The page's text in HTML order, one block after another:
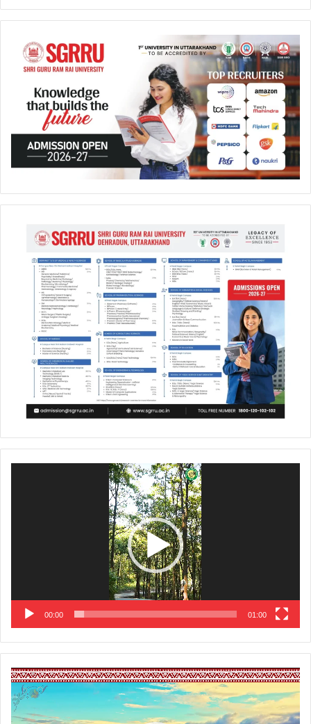
00:00 01:00
Video
Player